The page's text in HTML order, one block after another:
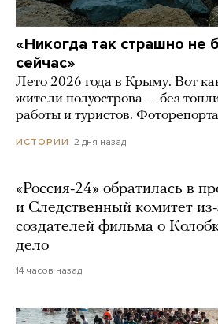
«Никогда так страшно не
сейчас»
Лето 2026 года в Крыму. Вот
жители полуострова — без
работы и туристов.
ИСТОРИИ 2 дня назад
«Россия-24» обратилась в
и Следственный комитет
создателей фильма о
дело
14 часов назад